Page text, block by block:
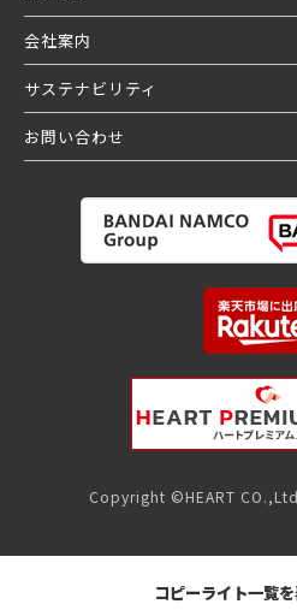
会社案内
サステナビリティ
お問い合わせ
Copyright ©HEART
コピーライト一覧